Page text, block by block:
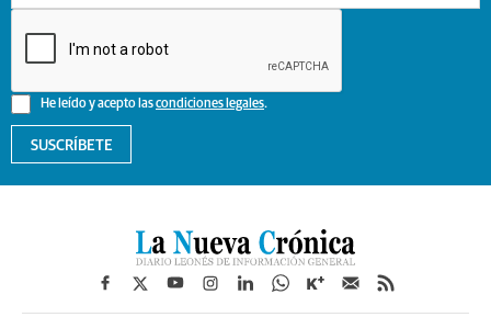
He leído y acepto lascondiciones legales.
SUSCRÍBETE